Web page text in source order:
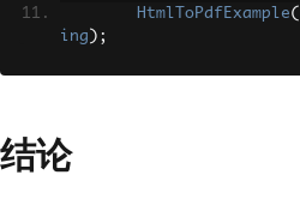
HtmlToPdfExample(
ing );
结论